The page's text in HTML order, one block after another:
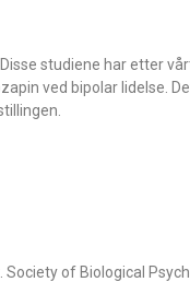
studiene har etter
ved bipolar lidelse.
of Biological